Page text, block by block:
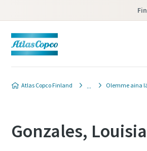
Atlas Copco Finland Olemme aina
Gonzales,